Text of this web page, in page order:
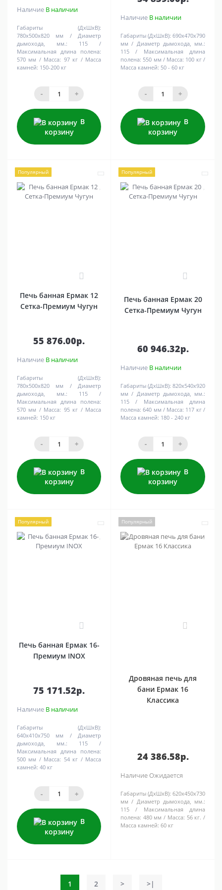
Наличие В наличии
Габариты (ДхШхВ):
780х500х820 мм
Диаметр
дымохода, мм.:
115
Максимальная длина полена:
570 мм
Масса: 97 кг
Масса
камней: 150-200 кг
- +
В
корзину
Наличие В наличии
Габариты (ДхШхВ): 690х470х790
мм
Диаметр дымохода, мм.:
115
Максимальная длина
полена: 550 мм Масса: 100 кг
Масса камней: 50 - 60 кг
- +
В
корзину
Популярный
0
Печь банная Ермак 12
Сетка-Премиум Чугун
55 876.00р.
Наличие В наличии
Габариты (ДхШхВ):
780х500х820 мм
Диаметр
дымохода, мм.:
115
Максимальная длина полена:
570 мм
Масса: 95 кг
Масса
камней: 150 кг
- +
В
корзину
Популярный
0
Печь банная Ермак 20
Сетка-Премиум Чугун
60 946.32р.
Наличие В наличии
Габариты (ДхШхВ): 820х540х920
мм
Диаметр дымохода, мм.:
115
Максимальная длина
полена: 640 мм Масса: 117 кг
Масса камней: 180 - 240 кг
- +
В
корзину
Популярный
Печь банная Ермак 16-
Премиум INOX
75 171.52р.
Наличие В наличии
Габариты (ДхШхВ):
640х410х750 мм
Диаметр
дымохода, мм.:
115
Максимальная длина полена:
500 мм
Масса: 54 кг
Масса
камней: 40 кг
- +
В
корзину
Популярный
Дровяная печь для
бани Ермак 16
Классика
24 386.58р.
Наличие Ожидается
Габариты (ДхШхВ): 620х450х730
мм
Диаметр дымохода, мм.:
115
Максимальная длина
полена: 480 мм Масса: 56 кг.
Масса камней: 60 кг
1 2 > >|